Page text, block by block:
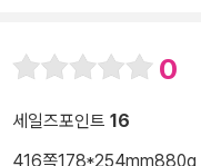
0
세일즈포인트 16
416쪽178*254mm880g